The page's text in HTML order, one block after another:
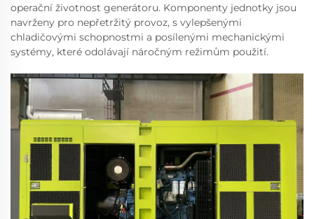
operační životnost generátoru. Komponenty jednotky jsou
navrženy pro nepřetržitý provoz, s vylepšenými
chladičovými schopnostmi a posílenými mechanickými
systémy, které odolávají náročným režimům použití.